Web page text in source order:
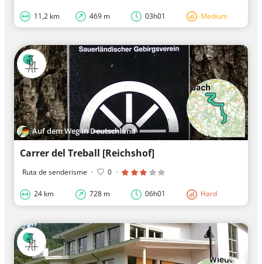
11,2 km 469 m 03h01 Medium
Auf dem Weg in Deutschland
Carrer del Treball [Reichshof]
Ruta de senderisme · 0 ·
24 km 728 m 06h01 Hard